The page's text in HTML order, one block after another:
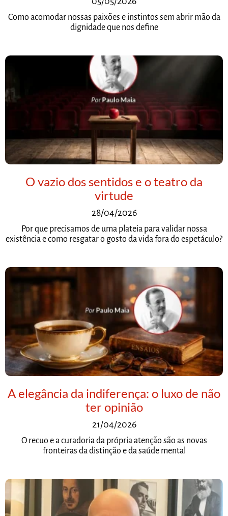
Como acomodar nossas paixões e instintos sem abrir mão da
dignidade que nos define
O vazio dos sentidos e o teatro da
virtude
28/04/2026
Por que precisamos de uma plateia para validar nossa
existência e como resgatar o gosto da vida fora do espetáculo?
A elegância da indiferença: o luxo de não
ter opinião
21/04/2026
O recuo e a curadoria da própria atenção são as novas
fronteiras da distinção e da saúde mental